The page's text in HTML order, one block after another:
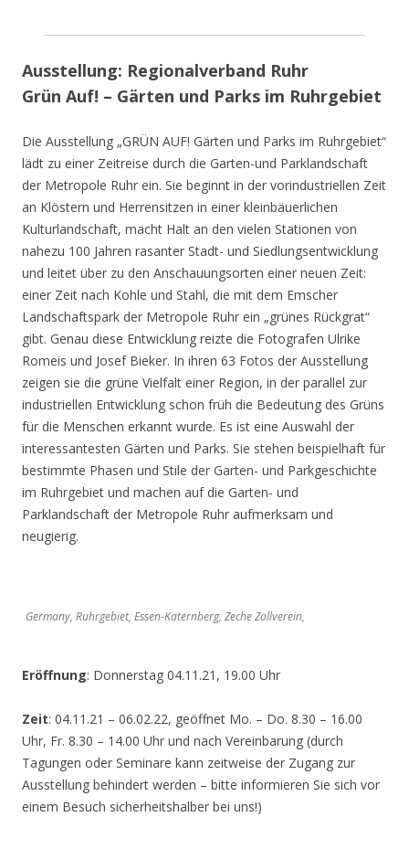
Ausstellung: Regionalverband Ruhr
Grün Auf! – Gärten und Parks im Ruhrgebiet
Die Ausstellung „GRÜN AUF! Gärten und Parks im Ruhrgebiet“
lädt zu einer Zeitreise durch die Garten-und Parklandschaft
der Metropole Ruhr ein. Sie beginnt in der vorindustriellen Zeit
an Klöstern und Herrensitzen in einer kleinbäuerlichen
Kulturlandschaft, macht Halt an den vielen Stationen von
nahezu 100 Jahren rasanter Stadt- und Siedlungsentwicklung
und leitet über zu den Anschauungsorten einer neuen Zeit:
einer Zeit nach Kohle und Stahl, die mit dem Emscher
Landschaftspark der Metropole Ruhr ein „grünes Rückgrat“
gibt. Genau diese Entwicklung reizte die Fotografen Ulrike
Romeis und Josef Bieker. In ihren 63 Fotos der Ausstellung
zeigen sie die grüne Vielfalt einer Region, in der parallel zur
industriellen Entwicklung schon früh die Bedeutung des Grüns
für die Menschen erkannt wurde. Es ist eine Auswahl der
interessantesten Gärten und Parks. Sie stehen beispielhaft für
bestimmte Phasen und Stile der Garten- und Parkgeschichte
im Ruhrgebiet und machen auf die Garten- und
Parklandschaft der Metropole Ruhr aufmerksam und
neugierig.
Germany, Ruhrgebiet, Essen-Katernberg, Zeche Zollverein,
Eröffnung: Donnerstag 04.11.21, 19.00 Uhr
Zeit: 04.11.21 – 06.02.22, geöffnet Mo. – Do. 8.30 – 16.00
Uhr, Fr. 8.30 – 14.00 Uhr und nach Vereinbarung (durch
Tagungen oder Seminare kann zeitweise der Zugang zur
Ausstellung behindert werden – bitte informieren Sie sich vor
einem Besuch sicherheitshalber bei uns!)